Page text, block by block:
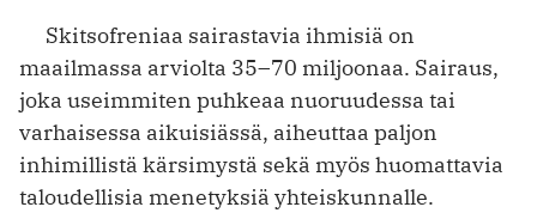
Skitsofreniaa sairastavia ihmisiä on
maailmassa arviolta 35–70 miljoonaa. Sairaus,
joka useimmiten puhkeaa nuoruudessa tai
varhaisessa aikuisiässä, aiheuttaa paljon
inhimillistä kärsimystä sekä myös huomattavia
taloudellisia menetyksiä yhteiskunnalle.